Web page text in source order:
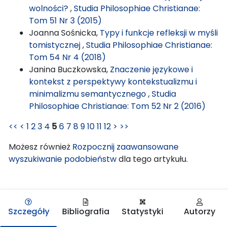
wolności?,Studia Philosophiae Christianae:
Tom 51 Nr 3 (2015)
Joanna Sośnicka, Typy i funkcje refleksji w myśli
tomistycznej,Studia Philosophiae Christianae:
Tom 54 Nr 4 (2018)
Janina Buczkowska, Znaczenie językowe i
kontekst z perspektywy kontekstualizmu i
minimalizmu semantycznego,Studia
Philosophiae Christianae: Tom 52 Nr 2 (2016)
<< < 1 23 4 56 7 891011 12 > >>
Możesz również Rozpocznij zaawansowane
wyszukiwanie podobieństwdla tego artykułu.
Szczegóły Bibliografia Statystyki Autorzy